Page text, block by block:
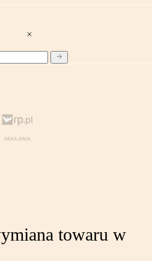
towaru w